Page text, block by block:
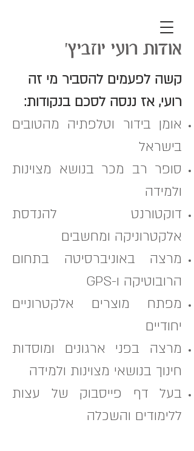
אודות רועי יוזביץ'
קשה לפעמים להסביר מי זה
רועי, אז ננסה לסכם בנקודות:
אומן בידור וטלפתיה מהטובים
בישראל
סופר רב מכר בנושא מצוינות
ולמידה
דוקטורנט להנדסת
אלקטרוניקה ומחשבים
מרצה באוניברסיטה בתחום
הרובוטיקה ו-GPS
מפתח מוצרים אלקטרוניים
יחודיים
מרצה בפני ארגונים ומוסדות
חינוך בנושאי מצוינות ולמידה
בעל דף פייסבוק של עצות
ללימודים והשכלה